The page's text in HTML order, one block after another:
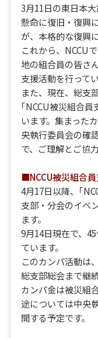
3月11日の東日本
懸命に復旧・復興
が、本格的な復興
これから、NCCU
地の組合員の皆さ
支援活動を行ってい
また、現在、総支
｢NCCU被災組合
います。集まった
央執行委員会の確
で、ご理解とご協
■NCCU被災組合
4月17日以降、｢
支部・分会のイベ
ます。
9月14日現在で、
ています。
このカンパ活動は
総支部総会まで継
カンパ金は被災組
途については中央
開する予定です。